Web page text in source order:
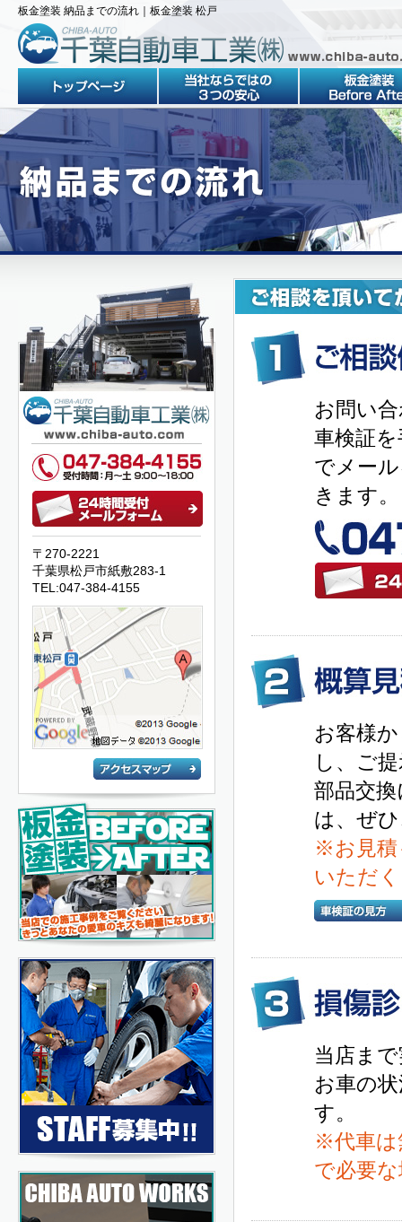
板金塗装 納品までの流れ｜板金塗装 松戸
お問い
車検証
でメー
きます。
お客様
し、ご
部品交
は、ぜ
※お見積
いただ
当店ま
お車の
す。
※代車は
で必要
〒270-2221
千葉県松戸市紙敷283-1
TEL:047-384-4155